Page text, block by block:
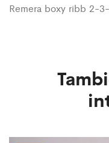
Remera boxy ribb 2-